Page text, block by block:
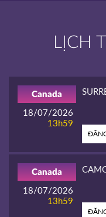
Chương trình cao đẳng
Kinh nghiệm du học
XEM THÊM
LỊCH
18/07/2026
13h59
Canada
18/07/2026
13h59
Canada